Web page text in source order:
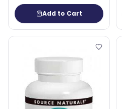
Add to Cart